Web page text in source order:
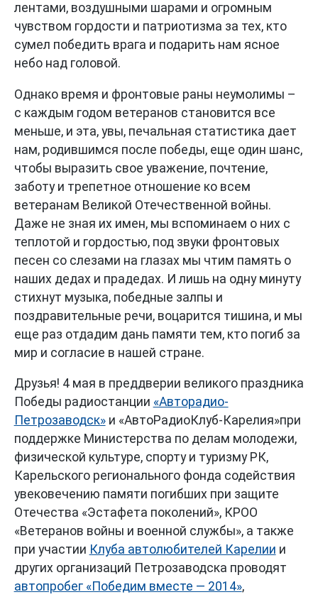
лентами, воздушными шарами и огромным
чувством гордости и патриотизма за тех, кто
сумел победить врага и подарить нам ясное
небо над головой.
Однако время и фронтовые раны неумолимы –
с каждым годом ветеранов становится все
меньше, и эта, увы, печальная статистика дает
нам, родившимся после победы, еще один шанс,
чтобы выразить свое уважение, почтение,
заботу и трепетное отношение ко всем
ветеранам Великой Отечественной войны.
Даже не зная их имен, мы вспоминаем о них с
теплотой и гордостью, под звуки фронтовых
песен со слезами на глазах мы чтим память о
наших дедах и прадедах. И лишь на одну минуту
стихнут музыка, победные залпы и
поздравительные речи, воцарится тишина, и мы
еще раз отдадим дань памяти тем, кто погиб за
мир и согласие в нашей стране.
Друзья! 4 мая в преддверии великого праздника
Победы радиостанции «Авторадио-
Петрозаводск»и «АвтоРадиоКлуб-Карелия»при
поддержке Министерства по делам молодежи,
физической культуре, спорту и туризму РК,
Карельского регионального фонда содействия
увековечению памяти погибших при защите
Отечества «Эстафета поколений», КРОО
«Ветеранов войны и военной службы», а также
при участии Клуба автолюбителей Карелии и
других организаций Петрозаводска проводят
автопробег «Победим вместе — 2014»,